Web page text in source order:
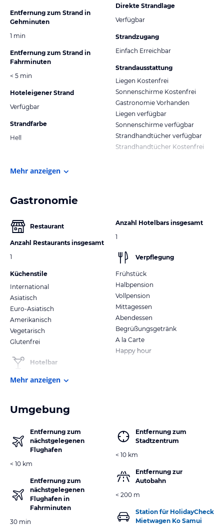
Entfernung zum Strand in
Gehminuten
1 min
Entfernung zum Strand in
Fahrminuten
< 5 min
Hoteleigener Strand
Verfügbar
Strandfarbe
Hell
Direkte Strandlage
Verfügbar
Strandzugang
Einfach Erreichbar
Strandausstattung
Liegen Kostenfrei
Sonnenschirme Kostenfrei
Gastronomie Vorhanden
Liegen verfügbar
Sonnenschirme verfügbar
Strandhandtücher verfügbar
Strandhandtücher Kostenfrei
Mehr anzeigen
Gastronomie
Restaurant
Anzahl Restaurants insgesamt
1
Küchenstile
International
Asiatisch
Euro-Asiatisch
Amerikanisch
Vegetarisch
Glutenfrei
Hotelbar
Anzahl Hotelbars insgesamt
1
Verpflegung
Frühstück
Halbpension
Vollpension
Mittagessen
Abendessen
Begrüßungsgetränk
A la Carte
Happy hour
Mehr anzeigen
Umgebung
Entfernung zum
nächstgelegenen
Flughafen
< 10 km
Entfernung zum
nächstgelegenen
Flughafen in
Fahrminuten
30 min
Entfernung zum
Stadtzentrum
< 10 km
Entfernung zur
Autobahn
< 200 m
Station für HolidayCheck
Mietwagen Ko Samui